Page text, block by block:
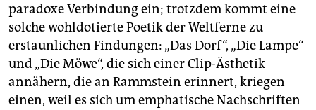
paradoxe Verbindung ein; trotzdem kommt eine
solche wohldotierte Poetik der Weltferne zu
erstaunlichen Findungen: „Das Dorf“, „Die Lampe“
und „Die Möwe“, die sich einer Clip-Ästhetik
annähern, die an Rammstein erinnert, kriegen
einen, weil es sich um emphatische Nachschriften